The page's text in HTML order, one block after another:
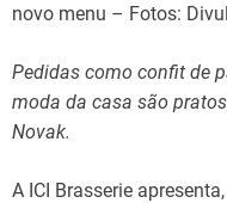
novo menu – Fotos:
Pedidas como confit de
moda da casa são
Novak.
A ICI Brasserie